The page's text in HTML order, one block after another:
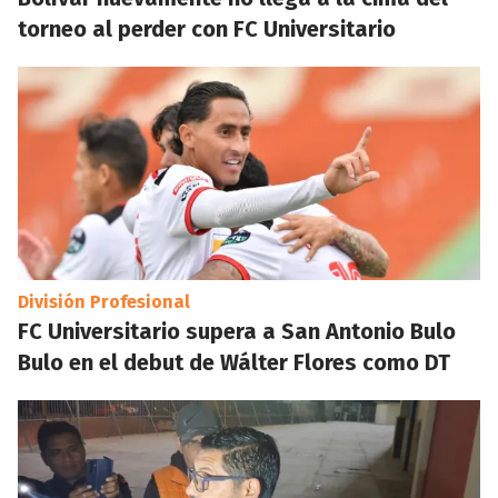
torneo al perder con FC Universitario
División Profesional
FC Universitario supera a San Antonio Bulo
Bulo en el debut de Wálter Flores como DT